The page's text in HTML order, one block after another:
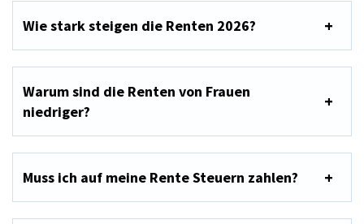
Wie stark steigen die Renten 2026?
Warum sind die Renten von Frauen
niedriger?
Muss ich auf meine Rente Steuern zahlen?